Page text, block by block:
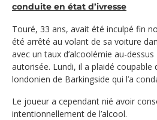
conduite en état d’ivresse
Touré, 33 ans, avait été inculpé fin
été arrêté au volant de sa voiture
avec un taux d’alcoolémie au-
autorisée. Lundi, il a plaidé coupable
londonien de Barkingside qui l’a
Le joueur a cependant nié avoir
intentionnellement de l’alcool.